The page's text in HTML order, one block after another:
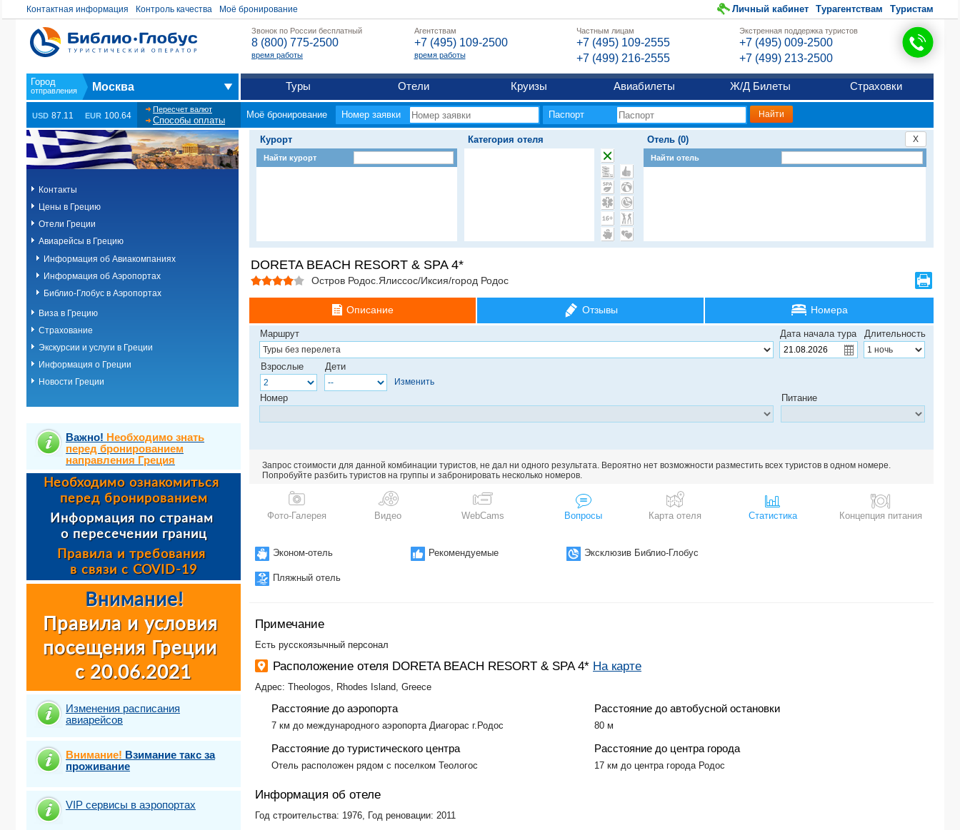
Контактная информация Контроль качества Моё бронирование Личный кабинет Турагентствам Туристам
Звонок по России бесплатный
8 (800) 775-2500
время работы
Агентствам
+7 (495) 109-2500
время работы
Частным лицам
+7 (495) 109-2555
+7 (499) 216-2555
Экстренная поддержка туристов
+7 (495) 009-2500
+7 (499) 213-2500
Москва Туры Отели Круизы Авиабилеты Ж/Д Билеты Страховки
USD 87.11 EUR 100.64
Пересчет валют
Способы оплаты
Моё бронирование Номер заявки Паспорт
Контакты
Цены в Грецию
Отели Греции
Авиарейсы в Грецию
Информация об Авиакомпаниях
Информация об Аэропортах
Библио-Глобус в Аэропортах
Виза в Грецию
Страхование
Экскурсии и услуги в Греции
Информация о Греции
Новости Греции
Важно! Необходимо знать
перед бронированием
направления Греция
Изменения расписания
авиарейсов
Внимание! Взимание такс за
проживание
VIP сервисы в аэропортах
X
Курорт
Найти курорт
Категория отеля Отель (0)
Найти отель
DORETA BEACH RESORT & SPA 4*
Остров Родос.Ялиссос/Иксия/город Родос
Описание Отзывы Номера
Маршрут Дата начала тура Длительность
Изменить
Взрослые Дети
Номер Питание
Запрос стоимости для данной комбинации туристов, не дал ни одного результата. Вероятно нет возможности разместить всех туристов в одном номере.
Попробуйте разбить туристов на группы и забронировать несколько номеров.
Фото-Галерея Видео WebCams Вопросы Карта отеля Статистика Концепция питания
Эконом-отель Рекомендуемыe Эксклюзив Библио-Глобус
Пляжный отель
Примечание
Есть русскоязычный персонал
Расположение отеля DORETA BEACH RESORT & SPA 4* На карте
Адрес: Theologos, Rhodes Island, Greece
Расстояние до аэропорта
7 км до международного аэропорта Диагорас г.Родос
Расстояние до автобусной остановки
80 м
Расстояние до туристического центра
Отель расположен рядом с поселком Теологос
Расстояние до центра города
17 км до центра города Родос
Информация об отеле
Год строительства: 1976, Год реновации: 2011